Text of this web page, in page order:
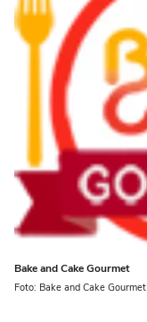
Bake and Cake Gourmet
Foto: Bake and Cake Gourmet